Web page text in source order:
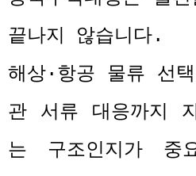
끝나지 않습니다.
해상· 항공 물류 선택
관 서류 대응까지
는 구조인지가 중